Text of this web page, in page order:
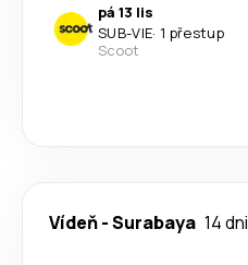
pá 13 lis
SUB-VIE· 1 přestup
Scoot
Vídeň-Surabaya 14 dni